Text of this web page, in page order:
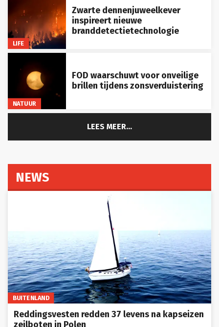
LIFE
Zwarte dennenjuweelkever
inspireert nieuwe
branddetectietechnologie
NATUUR
FOD waarschuwt voor onveilige
brillen tijdens zonsverduistering
LEES MEER...
NEWS
BUITENLAND
Reddingsvesten redden 37 levens na kapseizen
zeilboten in Polen